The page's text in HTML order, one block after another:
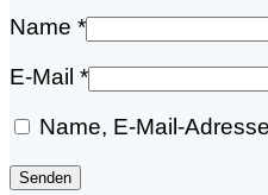
Name *
E-Mail *
Name, E-Mail-